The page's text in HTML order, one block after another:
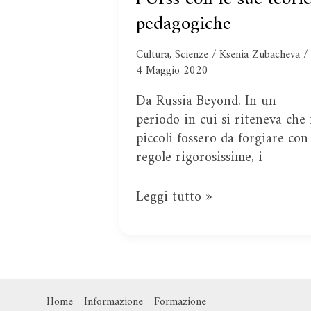
pedagogiche
Cultura, Scienze/Ksenia Zubacheva/
4 Maggio 2020
Da Russia Beyond. In un
periodo in cui si riteneva
piccoli fossero da forgiare con
regole rigorosissime, i
libertà:
la
famiglia
che
scioccò
l’Urss
con
le
sue
pedagogiche
Leggi tutto »
Home Informazione Formazione